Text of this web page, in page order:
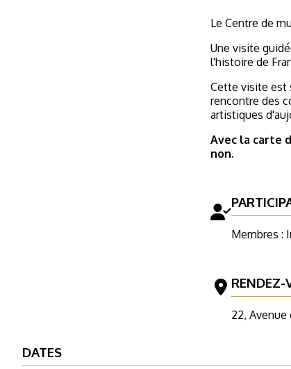
Le Centre de
Une visite
l'histoire de
Cette visite est
rencontre des
artistiques
Avec la carte
non.
Membres :
RENDEZ-
22, Avenue
DATES